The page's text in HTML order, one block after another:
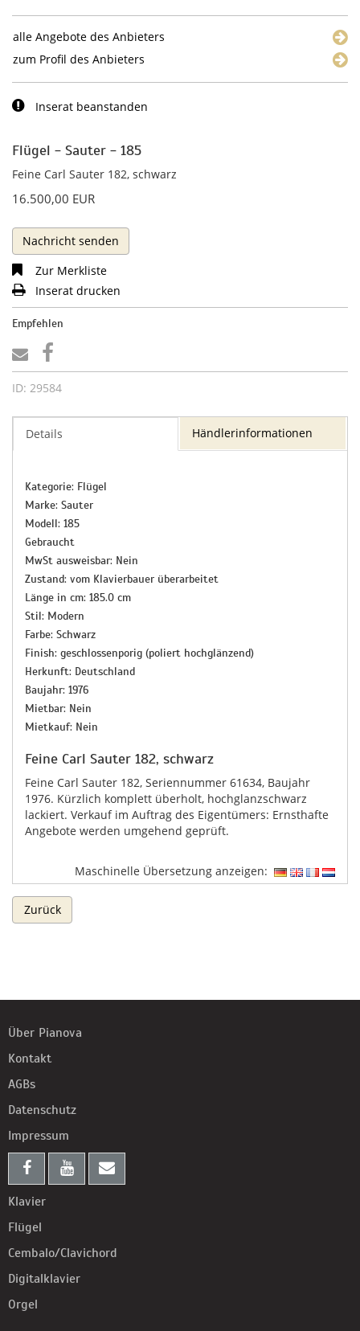
alle Angebote des Anbieters
zum Profil des Anbieters
Inserat beanstanden
Flügel - Sauter - 185
Feine Carl Sauter 182, schwarz
16.500,00 EUR
Nachricht senden
Zur Merkliste
Inserat drucken
Empfehlen
ID: 29584
Details Händlerinformationen
Kategorie: Flügel
Marke: Sauter
Modell: 185
Gebraucht
MwSt ausweisbar: Nein
Zustand: vom Klavierbauer überarbeitet
Länge in cm: 185.0 cm
Stil: Modern
Farbe: Schwarz
Finish: geschlossenporig (poliert hochglänzend)
Herkunft: Deutschland
Baujahr: 1976
Mietbar: Nein
Mietkauf: Nein
Feine Carl Sauter 182, schwarz
Feine Carl Sauter 182, Seriennummer 61634, Baujahr
1976. Kürzlich komplett überholt, hochglanzschwarz
lackiert. Verkauf im Auftrag des Eigentümers: Ernsthafte
Angebote werden umgehend geprüft.
Maschinelle Übersetzung anzeigen:
Zurück
Über Pianova
Kontakt
AGBs
Datenschutz
Impressum
Klavier
Flügel
Cembalo/Clavichord
Digitalklavier
Orgel